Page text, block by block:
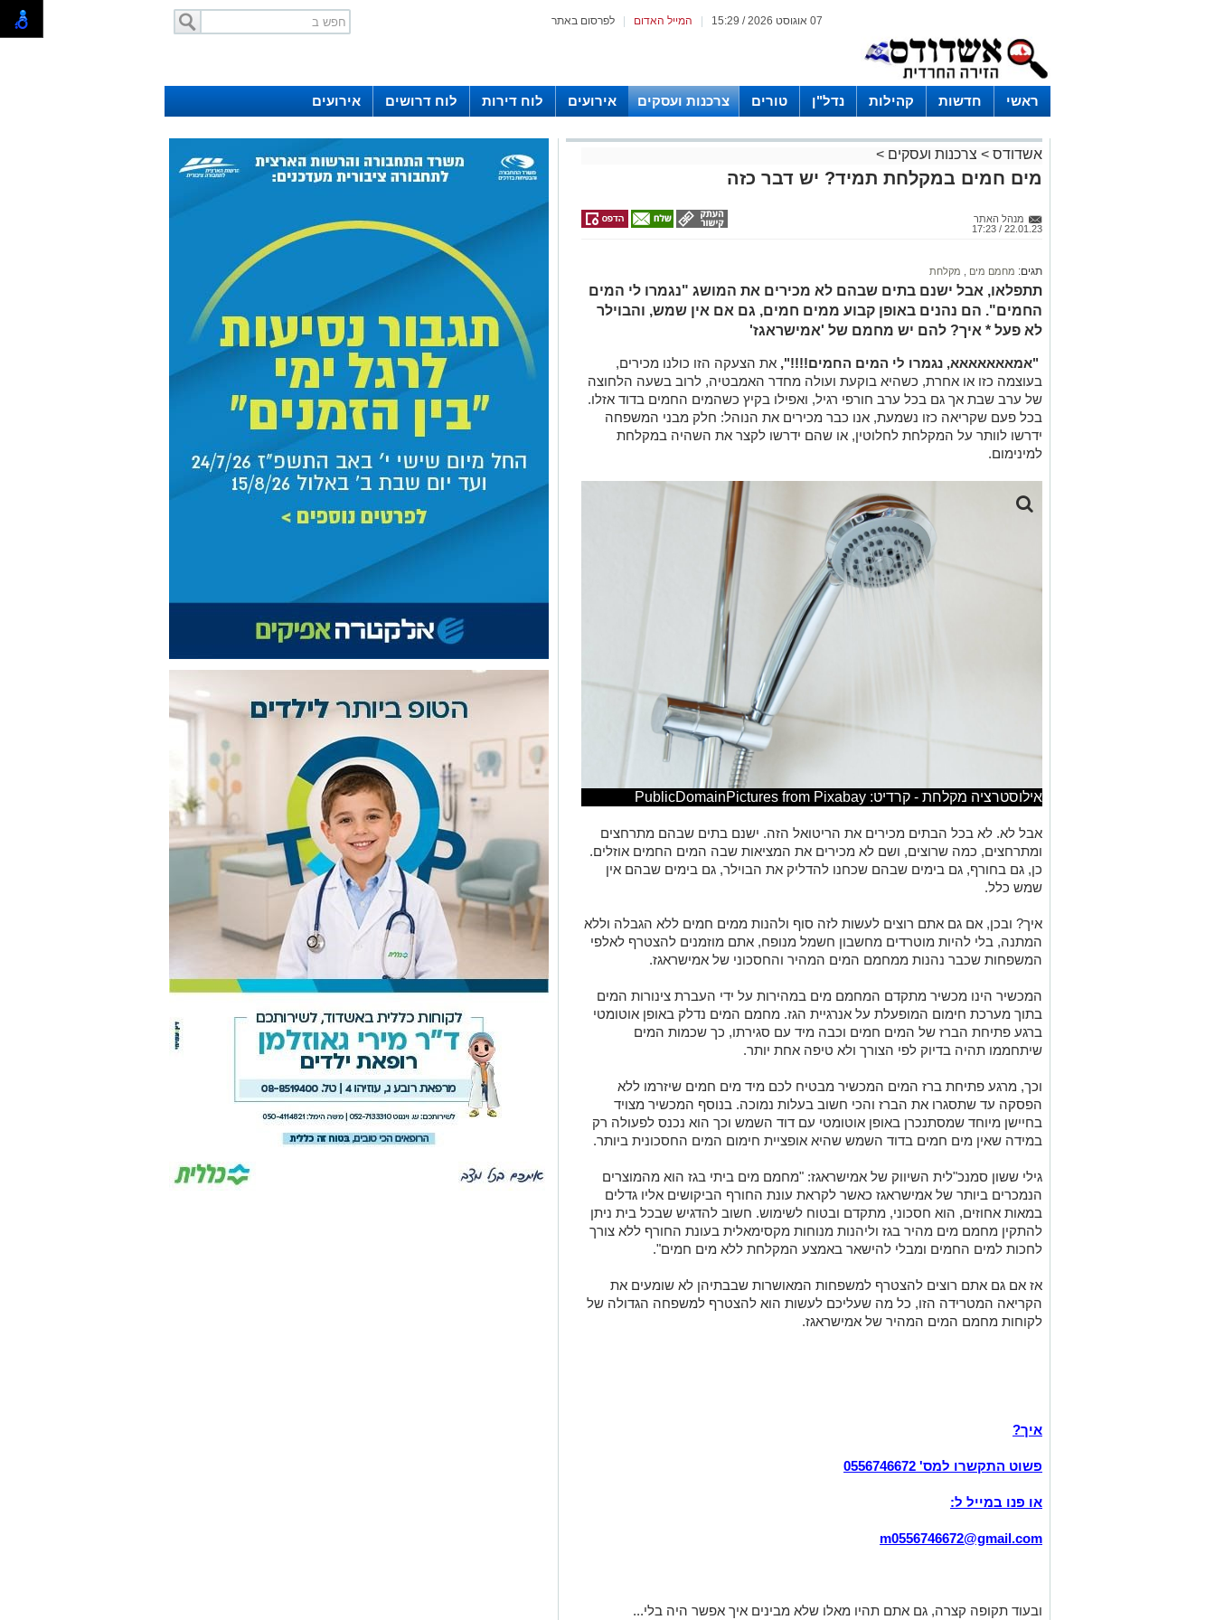
לפרסום באתר המייל האדום 07 אוגוסט 2026 / 15:29
ראשי חדשות קהילות נדל"ן טורים צרכנות ועסקים אירועים לוח דירות לוח דרושים אירועים
אשדודס > צרכנות ועסקים >
מים חמים במקלחת תמיד? יש דבר כזה
מנהל האתר
22.01.23 / 17:23
תגים: מחמם מים מקלחת
תתפלאו, אבל ישנם בתים שבהם לא מכירים את המושג "נגמרו לי המים
החמים". הם נהנים באופן קבוע ממים חמים, גם אם אין שמש, והבוילר
לא פעל * איך? להם יש מחמם של 'אמישראגז'
"אמאאאאאאא, נגמרו לי המים החמים!!!!", את הצעקה הזו כולנו מכירים,
בעוצמה כזו או אחרת, כשהיא בוקעת ועולה מחדר האמבטיה, לרוב בשעה הלחוצה
של ערב שבת אך גם בכל ערב חורפי רגיל, ואפילו בקיץ כשהמים החמים בדוד אזלו.
בכל פעם שקריאה כזו נשמעת, אנו כבר מכירים את הנוהל: חלק מבני המשפחה
ידרשו לוותר על המקלחת לחלוטין, או שהם ידרשו לקצר את השהיה במקלחת
למינימום.
אילוסטרציה מקלחת - קרדיט: PublicDomainPictures from Pixabay
אבל לא. לא בכל הבתים מכירים את הריטואל הזה. ישנם בתים שבהם מתרחצים
ומתרחצים, כמה שרוצים, ושם לא מכירים את המציאות שבה המים החמים אוזלים.
כן, גם בחורף, גם בימים שבהם שכחנו להדליק את הבוילר, גם בימים שבהם אין
שמש כלל.
איך? ובכן, אם גם אתם רוצים לעשות לזה סוף ולהנות ממים חמים ללא הגבלה וללא
המתנה, בלי להיות מוטרדים מחשבון חשמל מנופח, אתם מוזמנים להצטרף לאלפי
המשפחות שכבר נהנות ממחמם המים המהיר והחסכוני של אמישראגז.
המכשיר הינו מכשיר מתקדם המחמם מים במהירות על ידי העברת צינורות המים
בתוך מערכת חימום המופעלת על אנרגיית הגז. מחמם המים נדלק באופן אוטומטי
ברגע פתיחת הברז של המים חמים וכבה מיד עם סגירתו, כך שכמות המים
שיתחממו תהיה בדיוק לפי הצורך ולא טיפה אחת יותר.
וכך, מרגע פתיחת ברז המים המכשיר מבטיח לכם מיד מים חמים שיזרמו ללא
הפסקה עד שתסגרו את הברז והכי חשוב בעלות נמוכה. בנוסף המכשיר מצויד
בחיישן מיוחד שמסתנכרן באופן אוטומטי עם דוד השמש וכך הוא נכנס לפעולה רק
במידה שאין מים חמים בדוד השמש שהיא אופציית חימום המים החסכונית ביותר.
גילי ששון סמנכ"לית השיווק של אמישראגז: "מחמם מים ביתי בגז הוא מהמוצרים
הנמכרים ביותר של אמישראגז כאשר לקראת עונת החורף הביקושים אליו גדלים
במאות אחוזים, הוא חסכוני, מתקדם ובטוח לשימוש. חשוב להדגיש שבכל בית ניתן
להתקין מחמם מים מהיר בגז וליהנות מנוחות מקסימאלית בעונת החורף ללא צורך
לחכות למים החמים ומבלי להישאר באמצע המקלחת ללא מים חמים".
אז אם גם אתם רוצים להצטרף למשפחות המאושרות שבבתיהן לא שומעים את
הקריאה המטרידה הזו, כל מה שעליכם לעשות הוא להצטרף למשפחה הגדולה של
לקוחות מחמם המים המהיר של אמישראגז.
איך?
פשוט התקשרו למס' 0556746672
או פנו במייל ל:
m0556746672@gmail.com
ובעוד תקופה קצרה, גם אתם תהיו מאלו שלא מבינים איך אפשר היה בלי...